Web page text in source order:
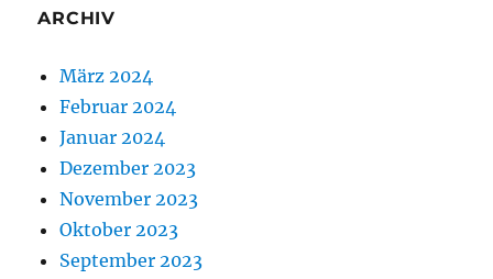
ARCHIV
März 2024
Februar 2024
Januar 2024
Dezember 2023
November 2023
Oktober 2023
September 2023